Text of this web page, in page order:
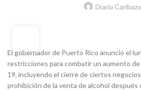
Diario Caribazo
El gobernador de Puerto Rico anunció el
restricciones para combatir un aumento
19, incluyendo el cierre de ciertos
prohibición de la venta de alcohol después